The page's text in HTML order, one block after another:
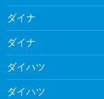
ダイナ
ダイナ
ダイハツ
ダイハツ